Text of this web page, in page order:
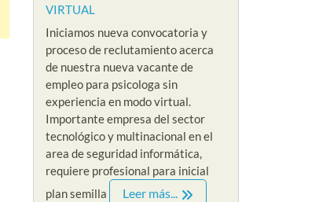
VIRTUAL
Iniciamos nueva convocatoria y
proceso de reclutamiento acerca
de nuestra nueva vacante de
empleo para psicologa sin
experiencia en modo virtual.
Importante empresa del sector
tecnológico y multinacional en el
area de seguridad informática,
requiere profesional para inicial
plan semilla
Leer más...